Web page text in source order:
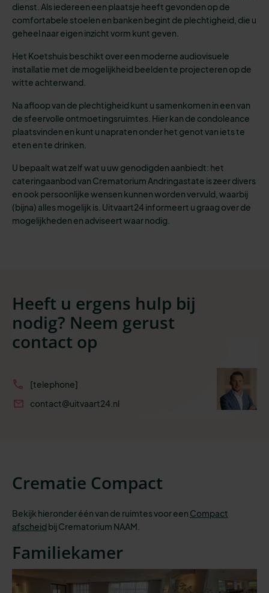
dienst. Als iedereen een plaatsje heeft gevonden op de
comfortabele stoelen en banken begint de plechtigheid, die u
geheel naar eigen inzicht vorm kunt geven.
Het Koetshuis beschikt over een moderne audiovisuele
installatie met de mogelijkheid beelden te projecteren op de
witte achterwand.
Na afloop van de plechtigheid kunt u samenkomen in een van
de sfeervolle ontmoetingsruimtes. Hier kan de condoleance
plaatsvinden en kunt u napraten onder het genot van iets te
eten en te drinken.
U bepaalt wat zelf wat u uw genodigden aanbiedt: het
cateringaanbod van Crematorium Andringastate is zeer divers
en ook persoonlijke wensen kunnen worden vervuld, waarbij
(bijna) alles mogelijk is. Uitvaart24 informeert u graag over de
mogelijkheden en adviseert waar nodig.
Heeft u ergens hulp bij
nodig? Neem gerust
contact op
[telephone]
contact@uitvaart24.nl
Crematie Compact
Bekijk hieronder één van de ruimtes voor een Compact
afscheid bij Crematorium NAAM.
Familiekamer